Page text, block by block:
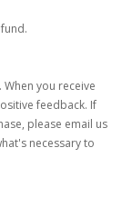
you receive
feedback. If
please email us
necessary to